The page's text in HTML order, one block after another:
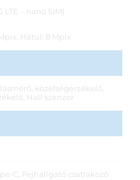
LTE – nano SIM)
Hátul: 8 Mpix
közelségérzékelő,
Hall szenzor
C, Fejhallgató csatlakozó